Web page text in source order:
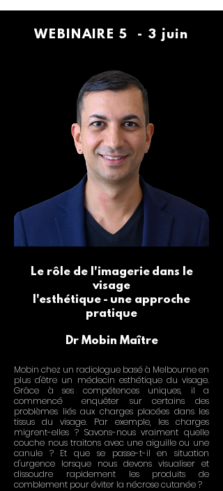
WEBINAIRE 5 - 3 juin
Le rôle de l'imagerie dans le
visage
l'esthétique - une approche
pratique
Dr Mobin Maître
Mobin chez un radiologue basé à Melbourne en
plus d'être un médecin esthétique du visage.
Grâce à ses compétences uniques, il a
commencé
enquêter sur certains des
problèmes liés aux charges placées dans les
tissus du visage. Par exemple, les charges
migrent-elles ? Savons-nous vraiment quelle
couche nous traitons avec une aiguille ou une
canule ? Et que se passe-t-il en situation
d'urgence lorsque nous devons visualiser et
dissoudre rapidement les produits de
comblement pour éviter la nécrose cutanée ?